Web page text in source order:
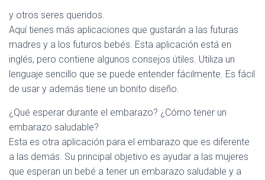
y otros seres queridos.
Aquí tienes más aplicaciones que gustarán a las futuras
madres y a los futuros bebés. Esta aplicación está en
inglés, pero contiene algunos consejos útiles. Utiliza un
lenguaje sencillo que se puede entender fácilmente. Es fácil
de usar y además tiene un bonito diseño.
¿Qué esperar durante el embarazo? ¿Cómo tener un
embarazo saludable?
Esta es otra aplicación para el embarazo que es diferente
a las demás. Su principal objetivo es ayudar a las mujeres
que esperan un bebé a tener un embarazo saludable y a